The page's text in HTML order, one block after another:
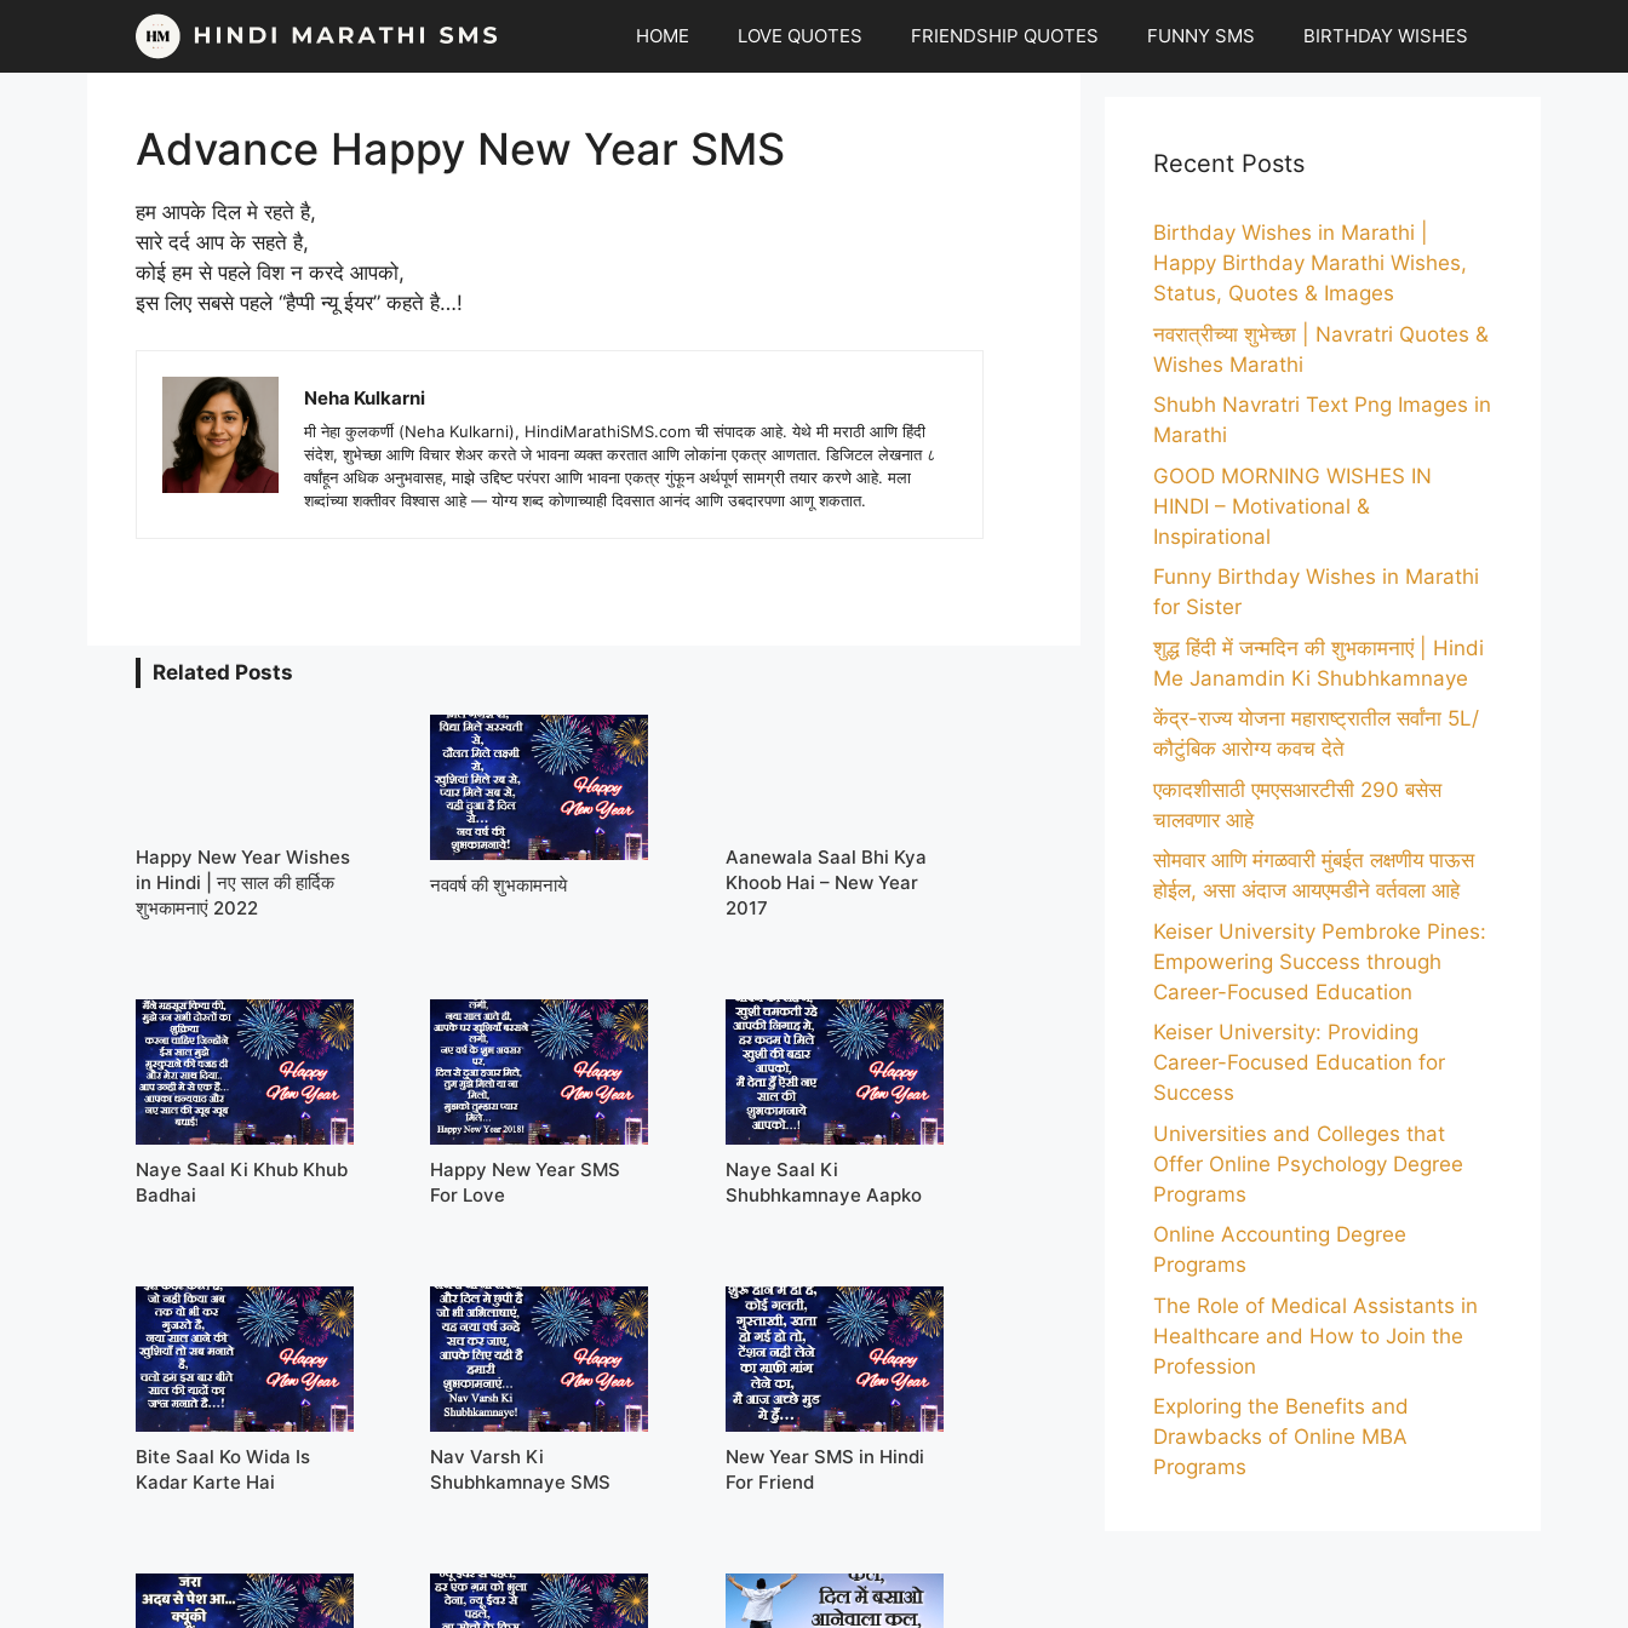
content
HOME LOVE QUOTES FRIENDSHIP QUOTES FUNNY SMS BIRTHDAY WISHES
Advance Happy New Year SMS
हम आपके दिल मे रहते है,
सारे दर्द आप के सहते है,
कोई हम से पहले विश न करदे आपको,
इस लिए सबसे पहले “हैप्पी न्यू ईयर” कहते है…!
Neha Kulkarni
मी नेहा कुलकर्णी (Neha Kulkarni), HindiMarathiSMS.com ची संपादक आहे. येथे मी मराठी आणि हिंदी
संदेश, शुभेच्छा आणि विचार शेअर करते जे भावना व्यक्त करतात आणि लोकांना एकत्र आणतात. डिजिटल लेखनात ८
वर्षांहून अधिक अनुभवासह, माझे उद्दिष्ट परंपरा आणि भावना एकत्र गुंफून अर्थपूर्ण सामग्री तयार करणे आहे. मला
शब्दांच्या शक्तीवर विश्वास आहे — योग्य शब्द कोणाच्याही दिवसात आनंद आणि उबदारपणा आणू शकतात.
Related Posts
Happy New Year Wishes
in Hindi | नए साल की हार्दिक
शुभकामनाएं 2022
नववर्ष की शुभकामनाये
Aanewala Saal Bhi Kya
Khoob Hai – New Year
2017
Naye Saal Ki Khub Khub
Badhai
Happy New Year SMS
For Love
Naye Saal Ki
Shubhkamnaye Aapko
Bite Saal Ko Wida Is
Kadar Karte Hai
Nav Varsh Ki
Shubhkamnaye SMS
New Year SMS in Hindi
For Friend
Recent Posts
Birthday Wishes in Marathi |
Happy Birthday Marathi Wishes,
Status, Quotes & Images
नवरात्रीच्या शुभेच्छा | Navratri Quotes &
Wishes Marathi
Shubh Navratri Text Png Images in
Marathi
GOOD MORNING WISHES IN
HINDI – Motivational &
Inspirational
Funny Birthday Wishes in Marathi
for Sister
शुद्ध हिंदी में जन्मदिन की शुभकामनाएं | Hindi
Me Janamdin Ki Shubhkamnaye
केंद्र-राज्य योजना महाराष्ट्रातील सर्वांना 5L/
कौटुंबिक आरोग्य कवच देते
एकादशीसाठी एमएसआरटीसी 290 बसेस
चालवणार आहे
सोमवार आणि मंगळवारी मुंबईत लक्षणीय पाऊस
होईल, असा अंदाज आयएमडीने वर्तवला आहे
Keiser University Pembroke Pines:
Empowering Success through
Career-Focused Education
Keiser University: Providing
Career-Focused Education for
Success
Universities and Colleges that
Offer Online Psychology Degree
Programs
Online Accounting Degree
Programs
The Role of Medical Assistants in
Healthcare and How to Join the
Profession
Exploring the Benefits and
Drawbacks of Online MBA
Programs